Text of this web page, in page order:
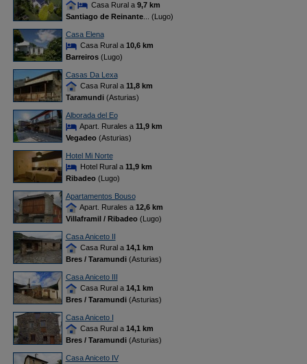
Casa Rural a 9,7 km
Santiago de Reinante... (Lugo)
Casa Elena
Casa Rural a 10,6 km
Barreiros(Lugo)
Casas Da Lexa
Casa Rural a 11,8 km
Taramundi(Asturias)
Alborada del Eo
Apart. Rurales a 11,9 km
Vegadeo(Asturias)
Hotel Mi Norte
Hotel Rural a 11,9 km
Ribadeo(Lugo)
Apartamentos Bouso
Apart. Rurales a 12,6 km
Villaframil / Ribadeo(Lugo)
Casa Aniceto II
Casa Rural a 14,1 km
Bres / Taramundi(Asturias)
Casa Aniceto III
Casa Rural a 14,1 km
Bres / Taramundi(Asturias)
Casa Aniceto I
Casa Rural a 14,1 km
Bres / Taramundi(Asturias)
Casa Aniceto IV